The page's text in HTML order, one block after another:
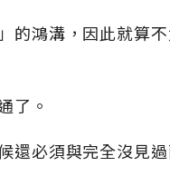
的鴻溝，因此就算
了。
還必須與完全沒見過